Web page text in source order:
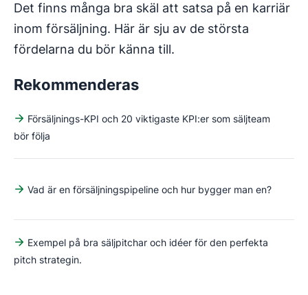
Det finns många bra skäl att satsa på en karriär
inom försäljning. Här är sju av de största
fördelarna du bör känna till.
Rekommenderas
Försäljnings-KPI och 20 viktigaste KPI:er som säljteam
bör följa
Vad är en försäljningspipeline och hur bygger man en?
Exempel på bra säljpitchar och idéer för den perfekta
pitch strategin.